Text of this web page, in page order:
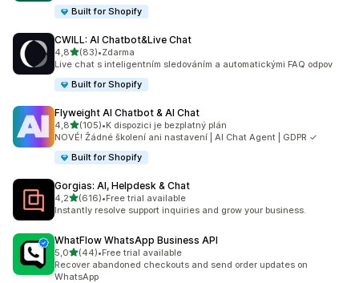
Built for Shopify
CWILL: AI Chatbot&Live Chat
4,8z 5 hvězd
(83)
Celkový počet recenzí: 83
•Zdarma
Live chat s inteligentním sledováním a automatickými FAQ odpov
Built for Shopify
Flyweight AI Chatbot & AI Chat
4,8z 5 hvězd
(105)
Celkový počet recenzí: 105
•K dispozici je bezplatný plán
NOVÉ! Žádné školení ani nastavení | AI Chat Agent | GDPR ✓
Built for Shopify
Gorgias: AI, Helpdesk & Chat
4,2z 5 hvězd
(616)
Celkový počet recenzí: 616
•Free trial available
Instantly resolve support inquiries and grow your business.
WhatFlow WhatsApp Business API
5,0z 5 hvězd
(44)
Celkový počet recenzí: 44
•Free trial available
Recover abandoned checkouts and send order updates on
WhatsApp